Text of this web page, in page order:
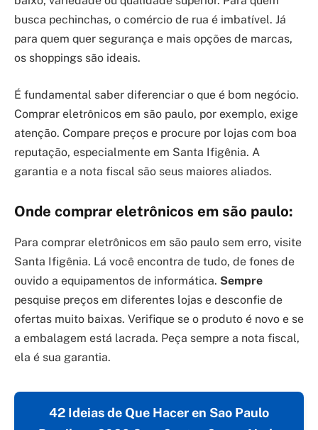
busca pechinchas, o comércio de rua é imbatível. Já
para quem quer segurança e mais opções de marcas,
os shoppings são ideais.
É fundamental saber diferenciar o que é bom negócio.
Comprar eletrônicos em são paulo, por exemplo, exige
atenção. Compare preços e procure por lojas com boa
reputação, especialmente em Santa Ifigênia. A
garantia e a nota fiscal são seus maiores aliados.
Onde comprar eletrônicos em são paulo:
Para comprar eletrônicos em são paulo sem erro, visite
Santa Ifigênia. Lá você encontra de tudo, de fones de
ouvido a equipamentos de informática. Sempre
pesquise preços em diferentes lojas e desconfie de
ofertas muito baixas. Verifique se o produto é novo e se
a embalagem está lacrada. Peça sempre a nota fiscal,
ela é sua garantia.
42 Ideias de Que Hacer en Sao Paulo